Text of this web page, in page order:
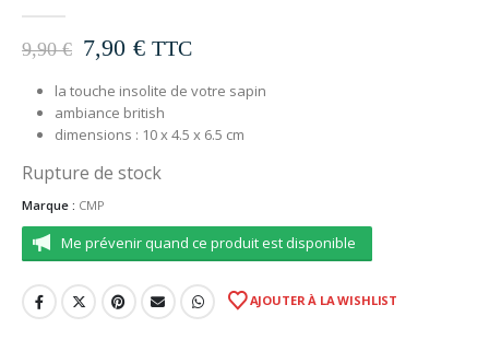
9,90€ Le
initial
était :
9,90 €.
7,90 €Le
actuel
est :
7,90 €.
TTC
la touche insolite de votre sapin
ambiance british
dimensions : 10 x 4.5 x 6.5 cm
Rupture de stock
Marque : CMP
Me prévenir quand ce produit est disponible
AJOUTER À LA WISHLIST